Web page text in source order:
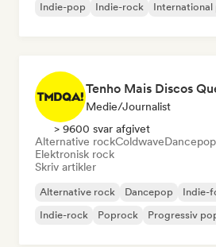
Indie-pop
Indie-rock International
Tenho Mais Discos
Medie/journalist
> 9600 svar afgivet
Alternative rockColdwaveDancepop
Elektronisk rock
Skriv artikler
Alternative rock Dancepop Indie-
Indie-rock
Poprock Progressiv